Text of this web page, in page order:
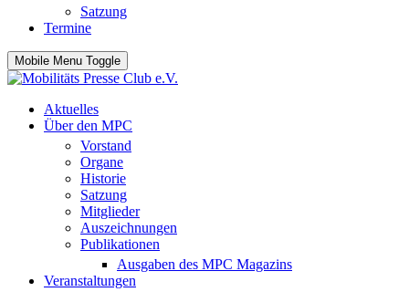
Satzung
Termine
Mobile Menu Toggle
Aktuelles
Über den MPC
Vorstand
Organe
Historie
Satzung
Mitglieder
Auszeichnungen
Publikationen
Ausgaben des MPC Magazins
Veranstaltungen